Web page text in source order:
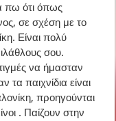
πω ότι όπως
σε σχέση με το
Είναι πολύ
σου.
να ήμασταν
παιχνίδια είναι
προηγούνται
. Παίζουν στην